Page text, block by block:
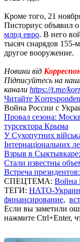
Кроме того, 21
Писториус объявил о
млрд евро. В него
тысяч снарядов
другое вооружение.
Новини від
Підписуйтесь на
канали https://t.me/
Читайте
Война России с
Провал сезона:
турсектора Крыма
У Сухопутних
Інтернаціональних
Взрыв в Сыктывкаре:
Стали известны
Встреча
СПЕЦТЕМА: Война
ТЕГИ: НАТО-
финансирование,
Если вы заметили
нажмите Ctrl+Enter,